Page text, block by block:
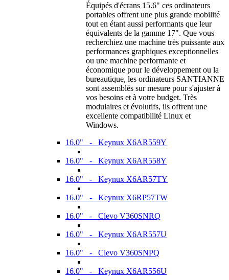
Équipés d'écrans 15.6" ces ordinateurs
portables offrent une plus grande mobilité
tout en étant aussi performants que leur
équivalents de la gamme 17". Que vous
recherchiez une machine très puissante aux
performances graphiques exceptionnelles
ou une machine performante et
économique pour le développement ou la
bureautique, les ordinateurs SANTIANNE
sont assemblés sur mesure pour s'ajuster à
vos besoins et à votre budget. Très
modulaires et évolutifs, ils offrent une
excellente compatibilité Linux et
Windows.
16.0" - Keynux X6AR559Y
16.0" - Keynux X6AR558Y
16.0" - Keynux X6AR57TY
16.0" - Keynux X6RP57TW
16.0" - Clevo V360SNRQ
16.0" - Keynux X6AR557U
16.0" - Clevo V360SNPQ
16.0" - Keynux X6AR556U